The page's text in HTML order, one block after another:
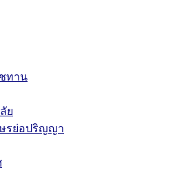
ทาน
ย
รย่อปริญญา